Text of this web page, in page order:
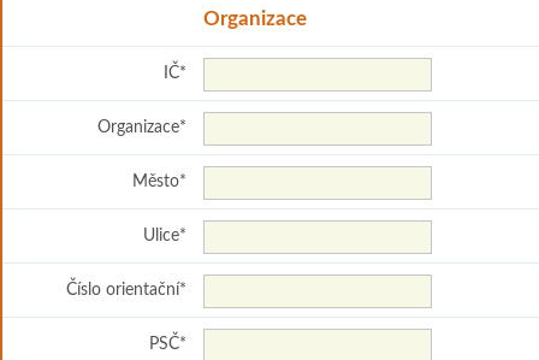
Organizace
IČ*
Organizace*
Město*
Ulice*
Číslo orientační*
PSČ*